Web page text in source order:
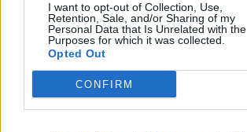
I want to opt-out of Collection, Use,
Retention, Sale, and/or Sharing of my
Personal Data that Is Unrelated with the
Purposes for which it was collected.
Opted Out
CONFIRM
„Panevėžio“ ir „Hegelmann“
Europos konferencijos
atrankoje laukia moldavų ir
makedonų išbandymai